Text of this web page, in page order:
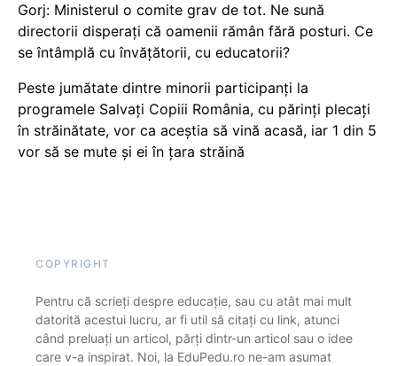
Gorj: Ministerul o comite grav de tot. Ne sună
directorii disperați că oamenii rămân fără posturi. Ce
se întâmplă cu învățătorii, cu educatorii?
Peste jumătate dintre minorii participanți la
programele Salvați Copiii România, cu părinți plecați
în străinătate, vor ca aceștia să vină acasă, iar 1 din 5
vor să se mute și ei în țara străină
COPYRIGHT
Pentru că scrieți despre educație, sau cu atât mai mult
datorită acestui lucru, ar fi util să citați cu link, atunci
când preluați un articol, părți dintr-un articol sau o idee
care v-a inspirat. Noi, la EduPedu.ro ne-am asumat